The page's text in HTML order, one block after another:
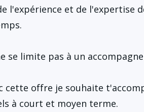
l'expérience et de l'expertise
se limite pas à un
cette offre je souhaite
à court et moyen terme.